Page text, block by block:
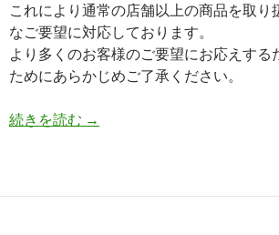
これにより通常の店舗以上の商品を取り
なご要望に対応しております。
より多くのお客様のご要望にお応えする
ためにあらかじめご了承ください。
続きを読む 在庫について
→